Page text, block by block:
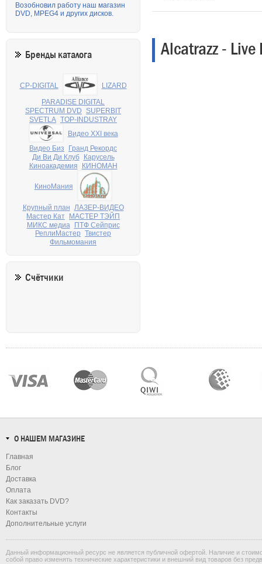
Alcatrazz -
Возобновил работу наш магазин
DVD, MPEG4 и других дисков.
Бренды каталога
CP-DIGITAL LIZARD
PARADISE DIGITAL
SPECTRUM DVD SUPERBIT
SVETLA TOP-INDUSTRAY
Видео XXI века
Видео Биз
Гранд Рекордс
Ди Ви Ди Клуб
Карусель
Киноакадемия
КИНОМАН
КиноМания
Крупный план ЛАЗЕР-ВИДЕО
Мастер Кат МАСТЕР ТЭЙП
МИКС медиа
ПТФ Сейприс
РеплиМастер Твистер
Фильмомания
Счётчики
О НАШЕМ МАГАЗИНЕ
Главная
Блог
Доставка
Оплата
Как заказать DVD?
Контакты
Дополнительные услуги
Данный информационный ресурс не является публичной офертой. Наличие и
собой право изменять технические характеристики и внешний вид товаров без